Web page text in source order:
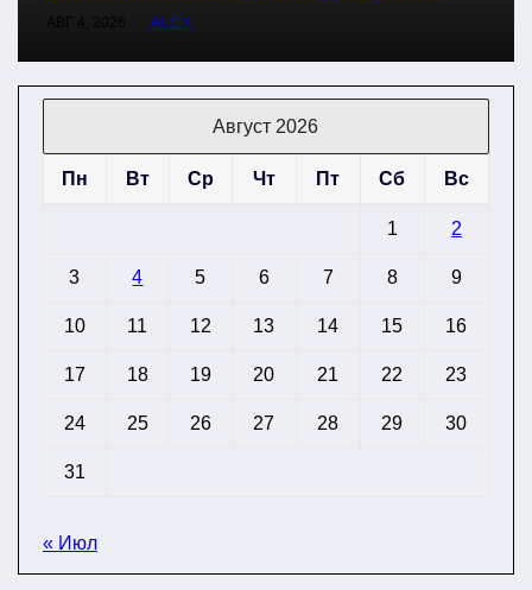
ALEX
Август 2026
Пн Вт Ср Чт Пт Сб Вс
1 2
3 4 5 6 7 8 9
10 11 12 13 14 15 16
17 18 19 20 21 22 23
24 25 26 27 28 29 30
31
« Июл